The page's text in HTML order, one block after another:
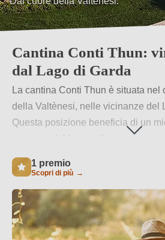
Cantina Conti Thun:
dal Lago di Garda
La cantina Conti Thun è situata nel
della Valtènesi, nelle vicinanze del
Questa posizione beneficia di un
generato dal lago e di un terreno
circa 12 ettari di vigneti e circa 2
Per saperne di più→
1 premio
Scopri di più →